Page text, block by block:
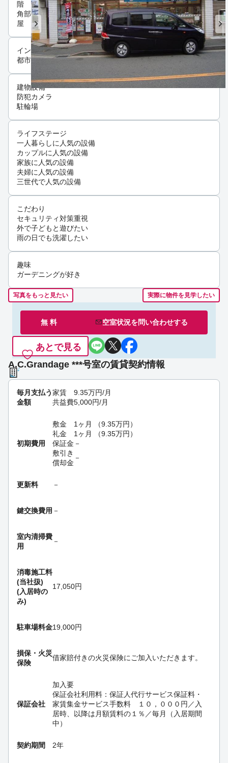
階
角部
屋
インフラ
都市ガス
建物設備
防犯カメラ
駐輪場
ライフステージ
一人暮らしに人気の設備
カップルに人気の設備
家族に人気の設備
夫婦に人気の設備
三世代で人気の設備
こだわり
セキュリティ対策重視
外で子どもと遊びたい
雨の日でも洗濯したい
趣味
ガーデニングが好き
写真をもっと見たい 実際に物件を見学したい
無 料 空室状況を問い合わせする
あとで見る
A.C.Grandage ***号室の賃貸契約情報
毎月支払う
金額
家賃 9.35万円/月
共益費5,000円/月
初期費用
敷金 1ヶ月 （9.35万円 ）
礼金
1ヶ月 （9.35万円 ）
保証金 －
敷引き
償却金
－
更新料 －
鍵交換費用 －
室内清掃費
用
－
消毒施工料
(当社扱)
(入居時の
み)
17,050円
駐車場料金19,000円
損保・ 火災
保険
借家賠付きの火災保険にご加入いただきます。
保証会社
加入要
保証会社利用料：保証人代行サービス保証料・
家賃集金サービス手数料 １０，０００円／入
居時、以降は月額賃料の１％／毎月（入居期間
中）
契約期間 2年